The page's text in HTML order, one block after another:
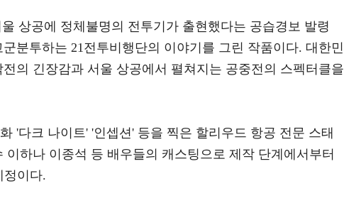
상공에 정체불명의 전투기가 출현했다는 공습경보 발령
분투하는 21전투비행단의 이야기를 그린 작품이다. 대한민
의 긴장감과 서울 상공에서 펼쳐지는 공중전의 스펙터클을
'다크 나이트' '인셉션' 등을 찍은 할리우드 항공 전문 스태
하나 이종석 등 배우들의 캐스팅으로 제작 단계에서부터
정이다.